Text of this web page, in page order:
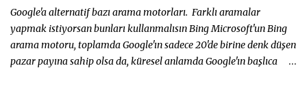
Sites Linking İn : Sitenin sahip olduğu linklerin bir kısmını
görebileceğiniz bölüm. Sea...
Google'a alternatif bazı arama motorları. Farklı aramalar
yapmak istiyorsan bunları kullanmalısın Bing Microsoft'un Bing
arama motoru, toplamda Google'ın sadece 20'de birine denk düşen
pazar payına sahip olsa da, küresel anlamda Google'ın başlıca